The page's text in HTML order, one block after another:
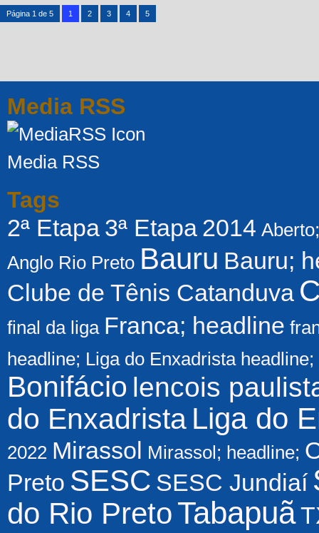
Página 1 de 5 1 2 3 4 5
Media RSS
Media RSS
Tags
2ª Etapa 3ª Etapa 2014
Anglo Rio Preto Bauru Bauru;
Clube de Tênis Catanduva
final da liga Franca; headline
headline; Liga do Enxadrista
Bonifácio lencois
do Enxadrista Liga do
2022 Mirassol Mirassol; headline;
Preto SESC SESC Jundiaí
do Rio PretoTabapuã